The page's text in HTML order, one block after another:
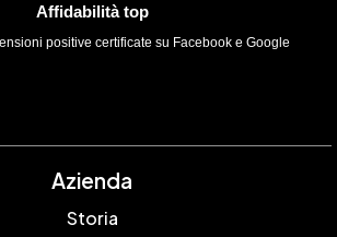
Affidabilità top
positive certificate su Facebook e Google
Azienda
Storia